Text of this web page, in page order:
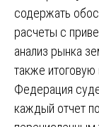
содержать
расчеты с
анализ рынка
также итоговую
Федерация
каждый отчет